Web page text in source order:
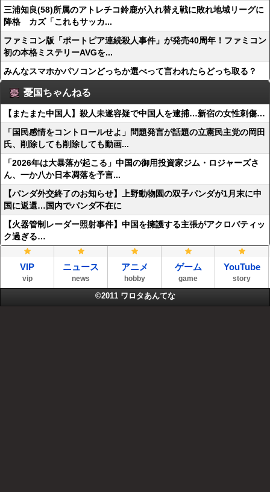
三浦知良(58)所属のアトレチコ鈴鹿が入れ替え戦に敗れ地域リーグに
降格 カズ「これもサッカ...
ファミコン版「ポートピア連続殺人事件」が発売40周年！ファミコン
初の本格ミステリーAVGを...
みんなスマホかパソコンどっちか選べって言われたらどっち取る？
憂国ちゃんねる
【またまた中国人】殺人未遂容疑で中国人を逮捕…新宿の女性刺傷…
「国民感情をコントロールせよ」問題発言が話題の立憲民主党の岡田
氏、削除しても削除しても動画...
「2026年は大暴落が起こる」中国の御用投資家ジム・ロジャーズさ
ん、一か八か日本凋落を予言...
【パンダ外交終了のお知らせ】上野動物園の双子パンダが1月末に中
国に返還…国内でパンダ不在に
【火器管制レーダー照射事件】中国を擁護する主張がアクロバティッ
ク過ぎる…
VIP
vip
ニュース
news
アニメ
hobby
ゲーム
game
YouTube
story
©2011 ワロタあんてな